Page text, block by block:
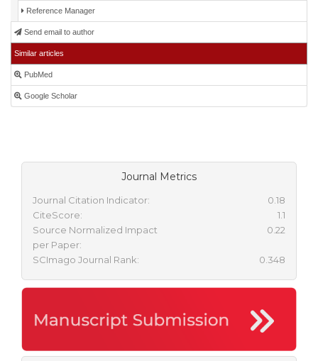
Reference Manager
Send email to author
Similar articles
PubMed
Google Scholar
Journal Metrics
Journal Citation Indicator:
0.18
CiteScore:
1.1
Source Normalized Impact
per Paper:
0.22
SCImago Journal Rank: 0.348